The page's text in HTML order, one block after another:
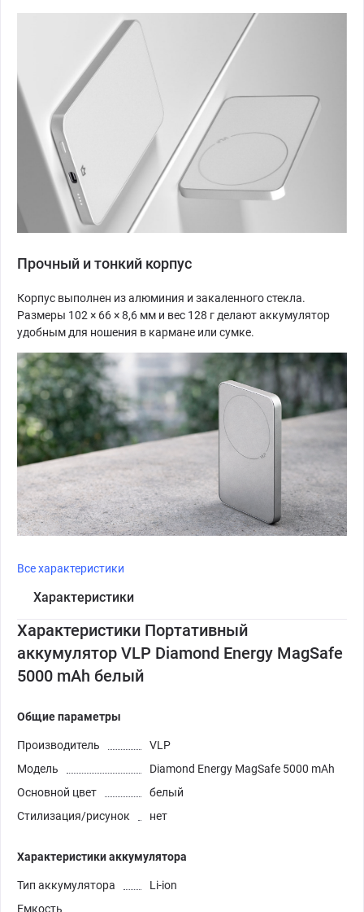
Прочный и тонкий корпус
Корпус выполнен из алюминия и закаленного стекла.
Размеры 102 × 66 × 8,6 мм и вес 128 г делают аккумулятор
удобным для ношения в кармане или сумке.
Все характеристики
Характеристики
Характеристики Портативный
аккумулятор VLP Diamond Energy MagSafe
5000 mAh белый
Общие параметры
Производитель
VLP
Модель
Diamond Energy MagSafe 5000 mAh
Основной цвет
белый
Стилизация/рисунок
нет
Характеристики аккумулятора
Тип аккумулятора
Li-ion
Емкость